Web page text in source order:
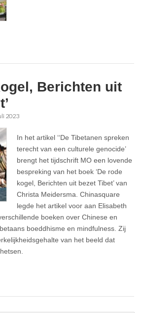
Berichten uit
2023
In het artikel ‘‘De Tibetanen spreken
terecht van een culturele genocide’
brengt het tijdschrift MO een lovende
bespreking van het boek ‘De rode
kogel, Berichten uit bezet Tibet’ van
Christa Meidersma. Chinasquare
legde het artikel voor aan Elisabeth
boeken over Chinese en
boeddhisme en mindfulness. Zij
van het beeld dat